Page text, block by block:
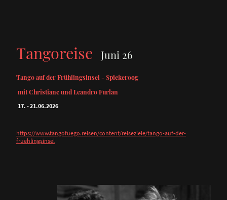
Tangoreise Juni 26
Tango auf der Frühlingsinsel - Spiekeroog
mit Christiane und Leandro Furlan
17. - 21.06.2026
https://www.tangofuego.reisen/content/reiseziele/tango-auf-der-
fruehlingsinsel